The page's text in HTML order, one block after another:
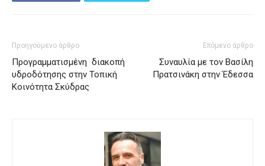
Προηγούμενο άρθρο
Προγραμματισμένη διακοπή
υδροδότησης στην Τοπική
Κοινότητα Σκύδρας
Επόμενο άρθρο
Συναυλία με τον Βασίλη
Πρατσινάκη στην Έδεσσα